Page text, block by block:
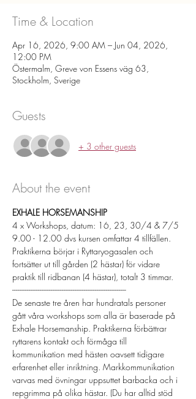
Time & Location
Apr 16, 2026, 9:00 AM – Jun 04, 2026,
12:00 PM
Östermalm, Greve von Essens väg 63,
Stockholm, Sverige
Guests
+ 3 other guests
About the event
EXHALE HORSEMANSHIP
4 x Workshops, datum: 16, 23, 30/4 & 7/5
9.00 - 12.00 dvs kursen omfattar 4 tillfällen.
Praktikerna börjar i Ryttaryogasalen och
fortsätter ut till gården (2 hästar) för vidare
praktik till ridbanan (4 hästar), totalt 3 timmar.
--------------------------------------------------------------
De senaste tre åren har hundratals personer
gått våra workshops som alla är baserade på
Exhale Horsemanship. Praktikerna förbättrar
ryttarens kontakt och förmåga till
kommunikation med hästen oavsett tidigare
erfarenhet eller inriktning. Markkommunikation
varvas med övningar uppsuttet barbacka och i
repgrimma på olika hästar. (Du har alltid stöd